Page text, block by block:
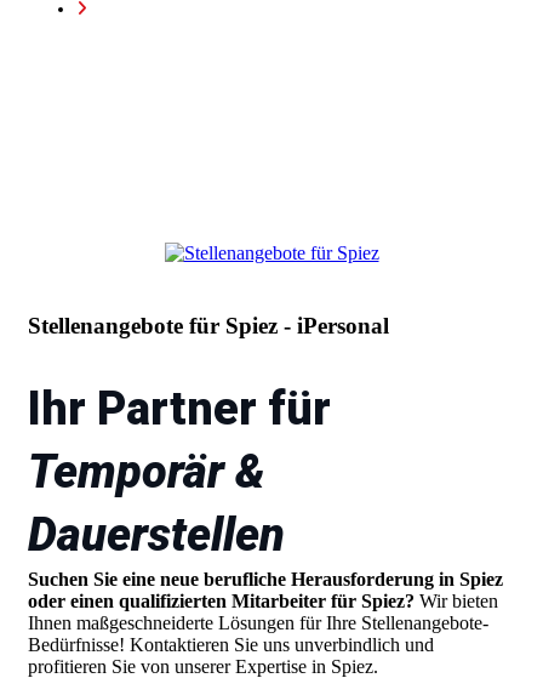
Stellenangebote für Spiez - iPersonal
Ihr Partner für
Temporär &
Dauerstellen
Suchen Sie eine neue berufliche Herausforderung in Spiez
oder einen qualifizierten Mitarbeiter für Spiez? Wir bieten
Ihnen maßgeschneiderte Lösungen für Ihre Stellenangebote-
Bedürfnisse! Kontaktieren Sie uns unverbindlich und
profitieren Sie von unserer Expertise in Spiez.